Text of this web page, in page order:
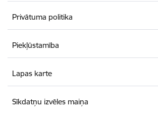
Privātuma politika
Piekļūstamība
Lapas karte
Sīkdatņu izvēles maiņa